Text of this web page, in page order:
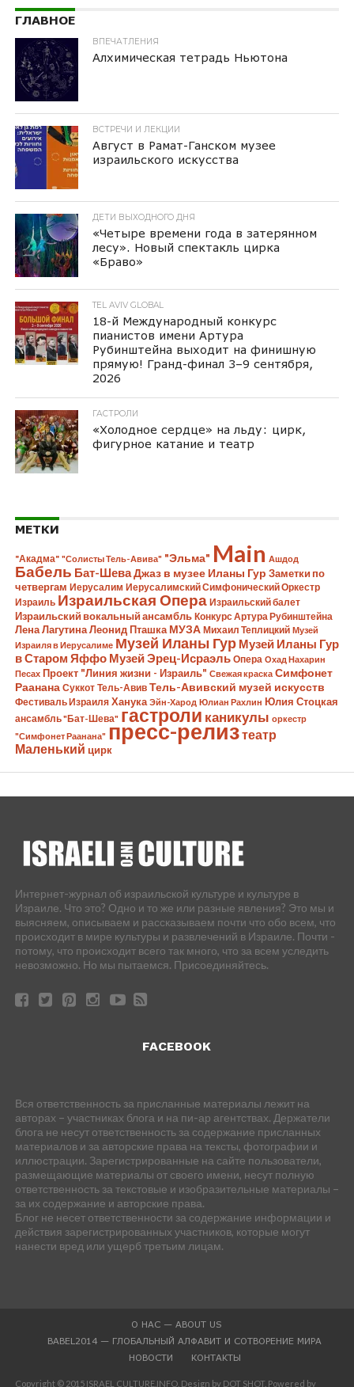
ГЛАВНОЕ
ВПЕЧАТЛЕНИЯ
Алхимическая тетрадь Ньютона
ВСТРЕЧИ И ЛЕКЦИИ
Август в Рамат-Ганском музее
израильского искусства
ДЕТИ ВЫХОДНОГО ДНЯ
«Четыре времени года в затерянном
лесу». Новый спектакль цирка
«Браво»
TEL AVIV GLOBAL
18-й Международный конкурс
пианистов имени Артура
Рубинштейна выходит на финишную
прямую! Гранд-финал 3–9 сентября,
2026
ГАСТРОЛИ
«Холодное сердце» на льду: цирк,
фигурное катание и театр
МЕТКИ
"Акадма" "Солисты Тель-Авива" "Эльма" Main Ашдод
Бабель Бат-ШеваДжаз в музее Иланы Гур Заметки по
четвергам Иерусалим Иерусалимский Симфонический Оркестр
Израиль Израильская Опера Израильский балет
Израильский вокальный ансамбль Конкурс Артура Рубинштейна
Лена Лагутина Леонид Пташка МУЗА Михаил Теплицкий Музей
Израиля в Иерусалиме Музей Иланы Гур Музей Иланы Гур
в Старом Яффо Музей Эрец-Исраэль Опера Охад Нахарин
Песах Проект "Линия жизни - Израиль" Свежая краска Симфонет
Раанана Суккот Тель-Авив Тель-Авивский музей искусств
Фестиваль Израиля Ханука Эйн-Харод Юлиан Рахлин Юлия Стоцкая
ансамбль "Бат-Шева" гастроли каникулы оркестр
"Симфонет Раанана" пресс-релизтеатр
Маленький цирк
Интернет-журнал об израильской культуре и культуре в
Израиле. Что это? Одно и то же или разные явления? Это мы и
выясняем, описываем и рассказываем почти что обо всем, что
происходит в мире культуры и развлечений в Израиле. Почти -
потому, что происходит всего так много, что за всем уследить
невозможно. Но мы пытаемся. Присоединяйтесь.
FACEBOOK
Вся ответственность за присланные материалы лежит на
авторах – участниках блога и на пи-ар агентствах. Держатели
блога не несут ответственность за содержание присланных
материалов и за авторские права на тексты, фотографии и
иллюстрации. Зарегистрированные на сайте пользователи,
размещающие материалы от своего имени, несут полную
ответственность за текстовые и изобразительные материалы –
за их содержание и авторские права.
Блог не несет ответственности за содержание информации и
действия зарегистрированных участников, которые могут
нанести вред или ущерб третьим лицам.
О НАС — ABOUT US
BABEL2014 — ГЛОБАЛЬНЫЙ АЛФАВИТ И СОТВОРЕНИЕ МИРА
НОВОСТИ
КОНТАКТЫ
Copyright © 2015 ISRAEL CULTURE.INFO. Design by DOT SHOT. Powered by